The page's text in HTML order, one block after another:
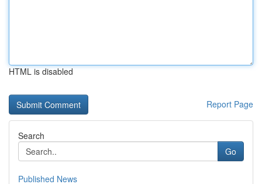
HTML is disabled
Report Page
Search
Go
Published News